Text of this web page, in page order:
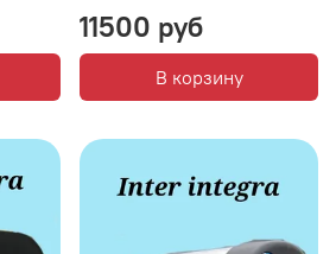
11500 руб
В корзину